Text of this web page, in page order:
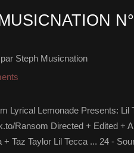
par Steph Musicnation
Lyrical Lemonade Presents:
Ransom Directed + Edited +
Taz Taylor Lil Tecca ... 24 -